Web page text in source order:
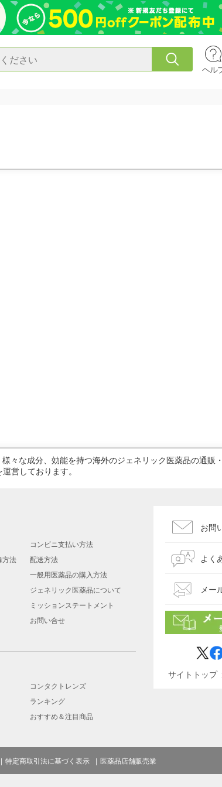
ヘル
な成分、効能を持つ海外のジェネリック医薬品の通販
営しております。
コンビニ支払い方法
方法
配送方法
一般用医薬品の購入方法
ジェネリック医薬品について
ミッションステートメント
お問い合せ
コンタクトレンズ
ランキング
おすすめ＆注目商品
お問
よく
メー
サイトトップ
特定商取引法に基づく表示 医薬品店舗販売業